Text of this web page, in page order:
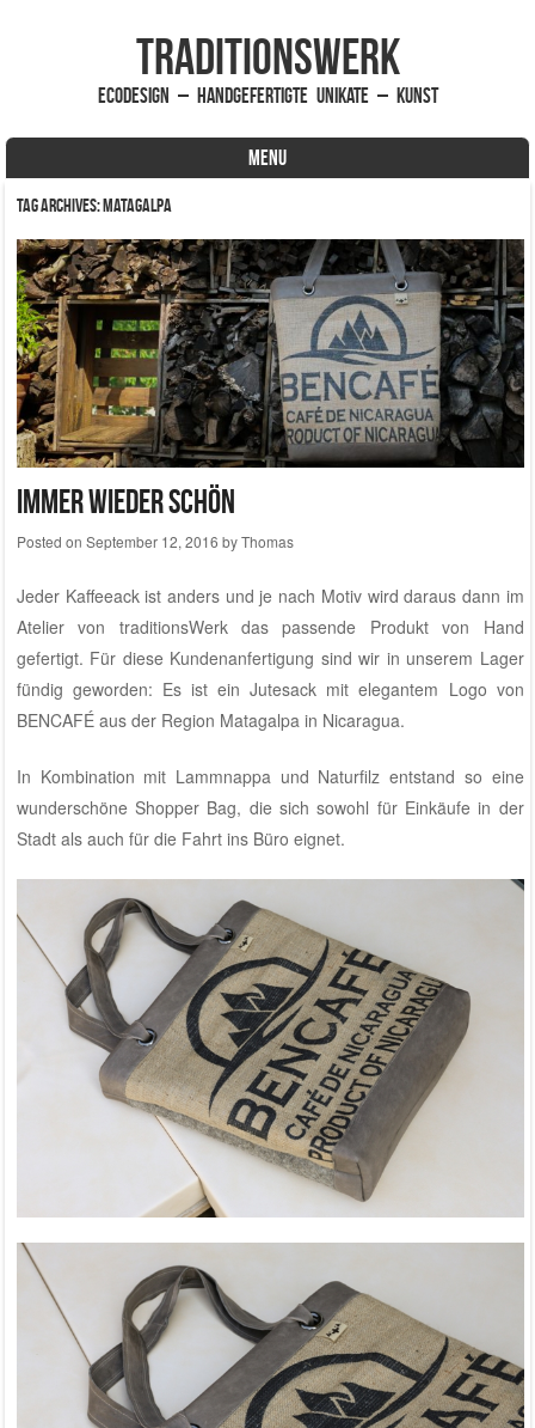
traditionsWerk
EcoDesign – handgefertigte Unikate – Kunst
MENU
Skip to content
Tag Archives:Matagalpa
Immer wieder schön
Posted on September 12, 2016 byThomas
Jeder Kaffeeack ist anders und je nach Motiv wird daraus dann im
Atelier von traditionsWerkdas passende Produkt von Hand
gefertigt. Für diese Kundenanfertigung sind wir in unserem Lager
fündig geworden: Es ist ein Jutesack mit elegantem Logo von
BENCAFÉaus der Region Matagalpa in Nicaragua.
In Kombination mit Lammnappa und Naturfilz entstand so eine
wunderschöne Shopper Bag, die sich sowohl für Einkäufe in der
Stadt als auch für die Fahrt ins Büro eignet.